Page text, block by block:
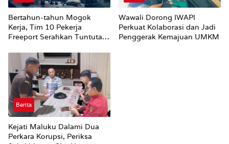
Bertahun-tahun Mogok
Kerja, Tim 10 Pekerja
Freeport Serahkan Tuntutan
Wawali Dorong IWAPI
Perkuat Kolaborasi dan Jadi
Penggerak Kemajuan UMKM
Berita
Kejati Maluku Dalami Dua
Perkara Korupsi, Periksa